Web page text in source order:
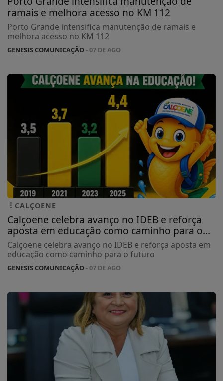
ramais e melhora acesso no KM 112
Porto Grande intensifica manutenção de ramais e
melhora acesso no KM 112
GENESIS COMUNICAÇÃO- 07 DE AGO
CALÇOENE
Calçoene celebra avanço no IDEB e reforça
aposta em educação como caminho para o...
Calçoene celebra avanço no IDEB e reforça aposta em
educação como caminho para o futuro
GENESIS COMUNICAÇÃO- 07 DE AGO